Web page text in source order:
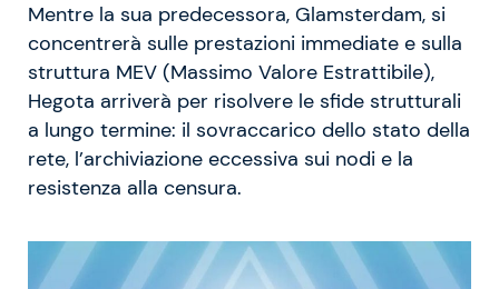
Mentre la sua predecessora, Glamsterdam, si
concentrerà sulle prestazioni immediate e sulla
struttura MEV (Massimo Valore Estrattibile),
Hegota arriverà per risolvere le sfide strutturali
a lungo termine: il sovraccarico dello stato della
rete, l’archiviazione eccessiva sui nodi e la
resistenza alla censura.